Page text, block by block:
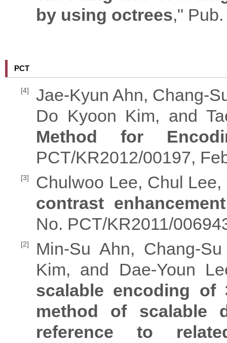
by using octrees,"
PCT
[4]
Jae-Kyun Ahn, Chang-
Do Kyoon Kim, and
Method for
PCT/KR2012/00197,
[3]
Chulwoo Lee, Chul
contrast
No. PCT/KR2011/
[2]
Min-Su Ahn, Chang-
Kim, and Dae-Youn
scalable encoding of
method of scalable
reference to